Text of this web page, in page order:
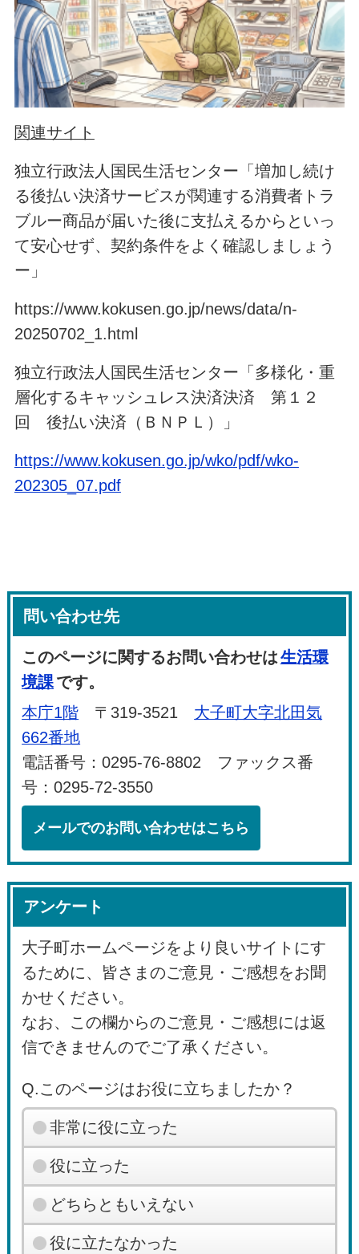
関連サイト
独立行政法人国民生活センター「増加し続け
る後払い決済サービスが関連する消費者トラ
ブルー商品が届いた後に支払えるからといっ
て安心せず、契約条件をよく確認しましょう
ー」
https://www.kokusen.go.jp/news/data/n-
20250702_1.html
独立行政法人国民生活センター「多様化・重
層化するキャッシュレス決済決済 第１２
回 後払い決済（ＢＮＰＬ）」
https://www.kokusen.go.jp/wko/pdf/wko-
202305_07.pdf
問い合わせ先
このページに関するお問い合わせは生活環
境課です。
本庁1階 〒319-3521 大子町大字北田気
662番地
電話番号：0295-76-8802 ファックス番
号：0295-72-3550
メールでのお問い合わせはこちら
アンケート
大子町ホームページをより良いサイトにす
るために、皆さまのご意見・ご感想をお聞
かせください。
なお、この欄からのご意見・ご感想には返
信できませんのでご了承ください。
Q.このページはお役に立ちましたか？
非常に役に立った
役に立った
どちらともいえない
役に立たなかった